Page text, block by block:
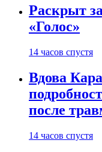
Раскрыт
«Голос»
14 часов спустя
Вдова
после
14 часов спустя